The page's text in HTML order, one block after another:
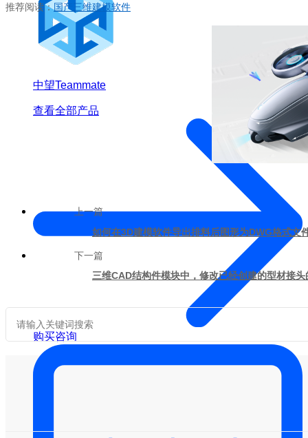
中望Teammate
查看全部产品
购买咨询
推荐阅读：国产三维建模软件
上一篇
如何在3D建模软件导出排料后图形为DWG格式文
下一篇
三维CAD结构件模块中，修改已经创建的型材接